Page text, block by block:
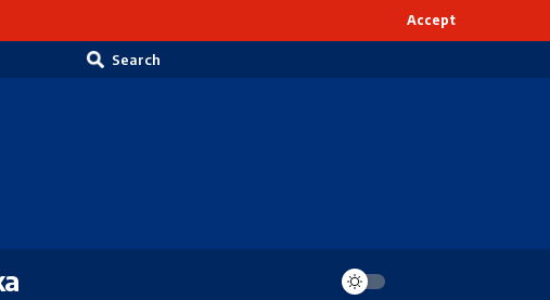
Accept
Search